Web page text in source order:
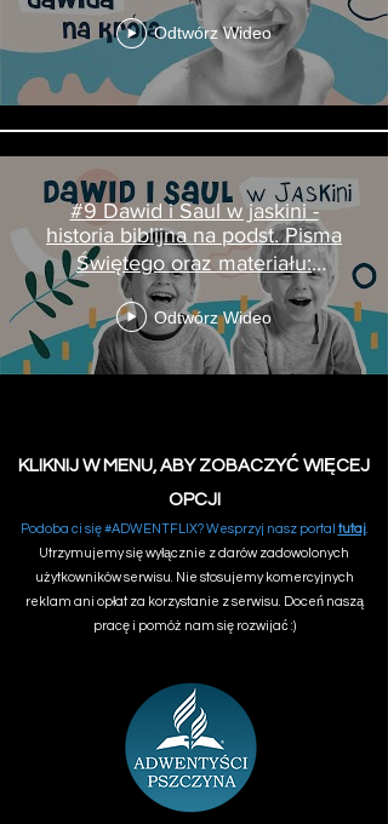
Odtwórz Wideo
#9 Dawid i Saul w jaskini -
historia biblijna na podst. Pisma
Świętego oraz materiału:
GraceLink
Odtwórz Wideo
KLIKNIJ W MENU, ABY ZOBACZYĆ WIĘCEJ
OPCJI
Podoba ci się #ADWENTFLIX? Wesprzyj nasz portal tutaj.
Utrzymujemy się wyłącznie z darów zadowolonych
użytkowników serwisu. Nie stosujemy komercyjnych
reklam ani opłat za korzystanie z serwisu. Doceń naszą
pracę i pomóż nam się rozwijać :)